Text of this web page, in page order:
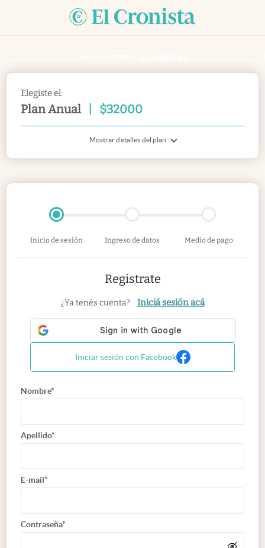
Elegiste el:
Plan Anual $32000
Mostrar detalles del plan
Inicio de sesión Ingreso de datos Medio de pago
Registrate
¿Ya tenés cuenta? Iniciá sesión acá
Iniciar sesión con Facebook
Nombre*
Apellido*
E-mail*
Contraseña*